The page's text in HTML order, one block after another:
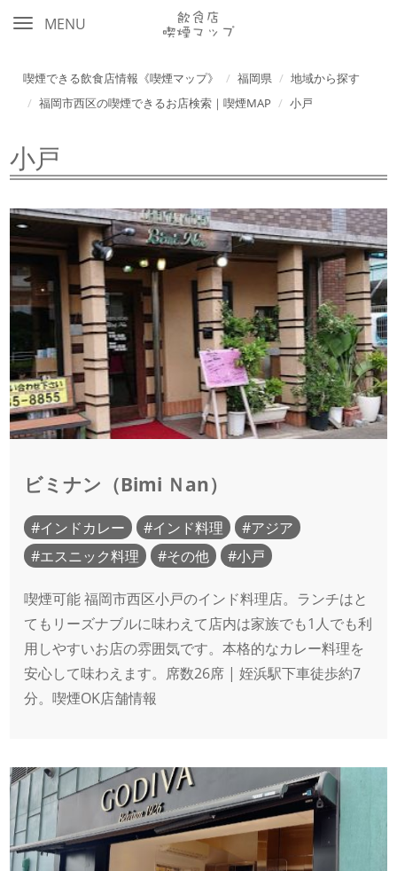
MENU
喫煙できる飲食店情報《喫煙マップ》 福岡県
地域から探す
福岡市西区の喫煙できるお店検索｜喫煙MAP
小戸
小戸
ビミナン（Bimi Ｎan）
インドカレー インド料理
アジア
エスニック料理
その他 小戸
喫煙可能 福岡市西区小戸のインド料理店。ランチはと
てもリーズナブルに味わえて店内は家族でも1人でも利
用しやすいお店の雰囲気です。本格的なカレー料理を
安心して味わえます。席数26席 | 姪浜駅下車徒歩約7
分。喫煙OK店舗情報